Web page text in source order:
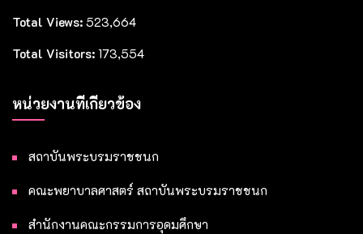
Total Views: 523,664
Total Visitors: 173,554
หน่วยงานที่เกี่ยวข้อง
สถาบันพระบรมราชชนก
คณะพยาบาลศาสตร์ สถาบันพระบรมราชชนก
สำนักงานคณะกรรมการอุดมศึกษา